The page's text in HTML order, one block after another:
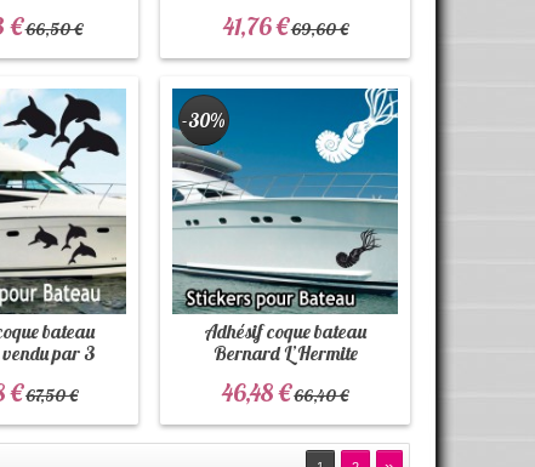
€66,50 € 41,76 €69,60 €
bateau
par 3
€67,50 €
Adhésif coque bateau
Bernard L’Hermite
-30%
46,48 €66,40 €